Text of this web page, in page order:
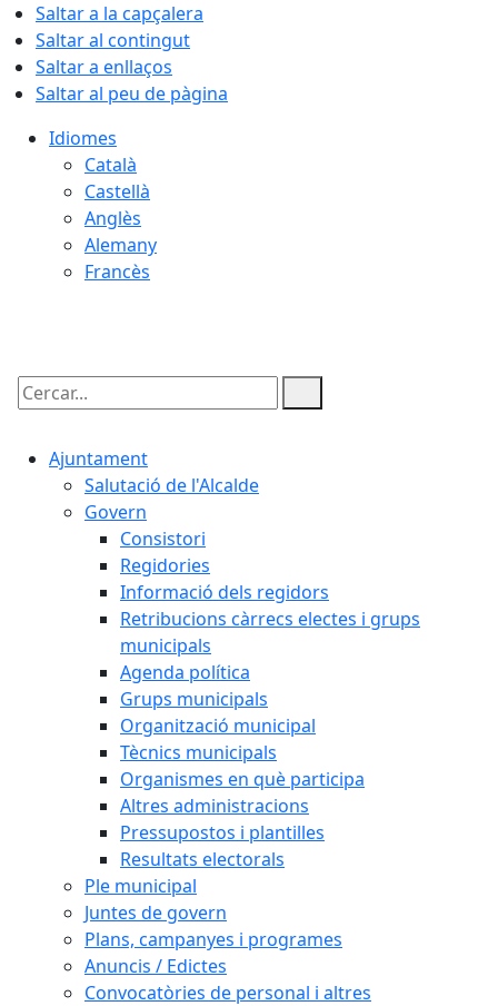
Saltar a la capçalera
Saltar al contingut
Saltar a enllaços
Saltar al peu de pàgina
Idiomes
Català
Castellà
Anglès
Alemany
Francès
Cercar:
Ajuntament
Salutació de l'Alcalde
Govern
Consistori
Regidories
Informació dels regidors
Retribucions càrrecs electes i grups
municipals
Agenda política
Grups municipals
Organització municipal
Tècnics municipals
Organismes en què participa
Altres administracions
Pressupostos i plantilles
Resultats electorals
Ple municipal
Juntes de govern
Plans, campanyes i programes
Anuncis / Edictes
Convocatòries de personal i altres